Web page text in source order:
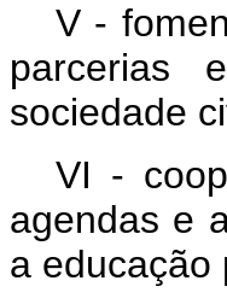
V -
parcerias
sociedade
VI -
agendas e
a educação